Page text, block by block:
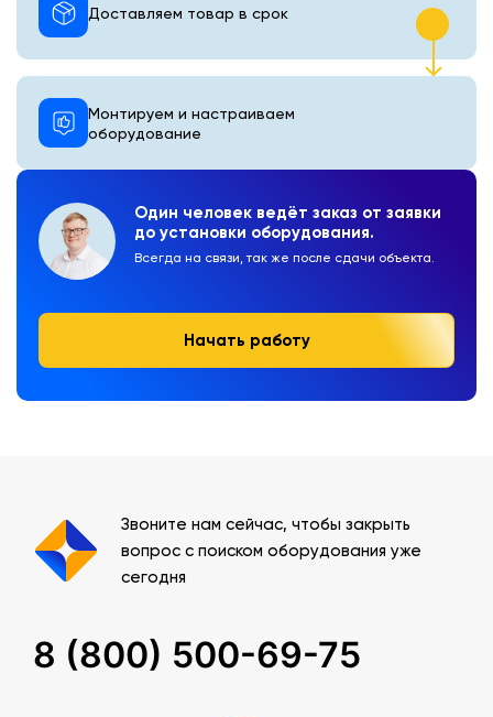
Один человек ведёт заказ от заявки
до установки оборудования.
Всегда на связи, так же после сдачи объекта.
Начать работу
Монтируем и настраиваем
оборудование
Доставляем товар в срок
Звоните нам сейчас, чтобы закрыть
вопрос с поиском оборудования уже
сегодня
8 (800) 500-69-75